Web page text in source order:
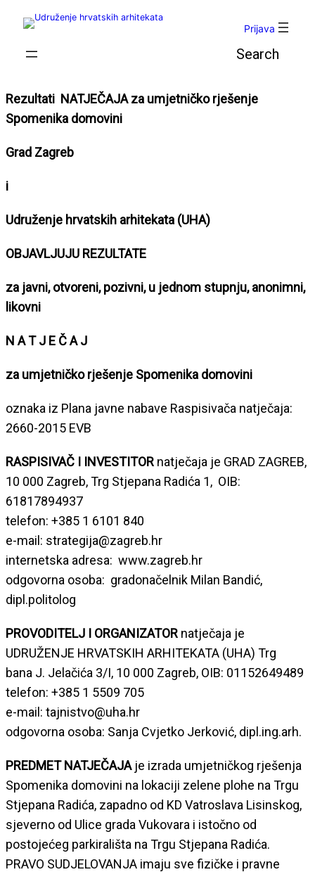
Prijava
Rezultati NATJEČAJA za umjetničko rješenje
Spomenika domovini
Grad Zagreb
i
Udruženje hrvatskih arhitekata (UHA)
OBJAVLJUJU REZULTATE
za javni, otvoreni, pozivni, u jednom stupnju, anonimni,
likovni
N A T J E Č A J
za umjetničko rješenje Spomenika domovini
oznaka iz Plana javne nabave Raspisivača natječaja:
2660-2015 EVB
RASPISIVAČ I INVESTITOR natječaja je GRAD ZAGREB,
10 000 Zagreb, Trg Stjepana Radića 1, OIB:
61817894937
telefon: +385 1 6101 840
e-mail: strategija@zagreb.hr
internetska adresa: www.zagreb.hr
odgovorna osoba: gradonačelnik Milan Bandić,
dipl.politolog
PROVODITELJ I ORGANIZATOR natječaja je
UDRUŽENJE HRVATSKIH ARHITEKATA (UHA) Trg
bana J. Jelačića 3/I, 10 000 Zagreb, OIB: 01152649489
telefon: +385 1 5509 705
e-mail: tajnistvo@uha.hr
odgovorna osoba: Sanja Cvjetko Jerković, dipl.ing.arh.
PREDMET NATJEČAJAje izrada umjetničkog rješenja
Spomenika domovini na lokaciji zelene plohe na Trgu
Stjepana Radića, zapadno od KD Vatroslava Lisinskog,
sjeverno od Ulice grada Vukovara i istočno od
postojećeg parkirališta na Trgu Stjepana Radića.
PRAVO SUDJELOVANJA imaju sve fizičke i pravne